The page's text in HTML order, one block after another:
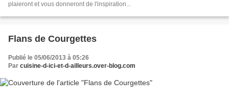
plaieront et vous donneront de l'inspiration...
Flans de Courgettes
Publié le 05/06/2013 à 05:26
Par cuisine-d-ici-et-d-ailleurs.over-blog.com